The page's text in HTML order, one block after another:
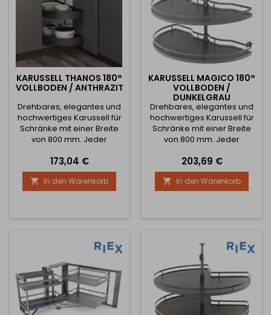
KARUSSELL THANOS 180°
VOLLBODEN / ANTHRAZIT
Drehbares, elegantes und
hochwertiges Karussell für
Schränke mit einer Breite
von 800 mm. Jeder
drehbar. Der Boden des
Ecksystems ist aus Stahl
gefertigt. Höhenverstellbar
von 650 mm - 850 mm.
Fachboden beträgt 20 kg.
Preis
173,04 €
 In den Warenkorb
KARUSSELL MAGICO 180°
VOLLBODEN /
DUNKELGRAU
Drehbares, elegantes und
hochwertiges Karussell für
Schränke mit einer Breite
von 800 mm. Jeder
drehbar. Der Boden des
Ecksystems ist aus HDF
gefertigt. Höhenverstellbar
von 600 mm - 750 mm. Die
Regalboden beträgt 20 kg.
Preis
203,69 €
 In den Warenkorb